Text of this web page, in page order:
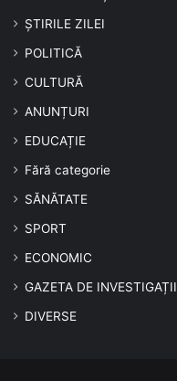
ȘTIRILE ZILEI
POLITICĂ
CULTURĂ
ANUNȚURI
EDUCAȚIE
Fără categorie
SĂNĂTATE
SPORT
ECONOMIC
GAZETA DE INVESTIGAȚII
DIVERSE